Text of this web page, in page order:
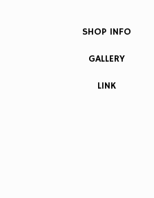
SHOP INFO
GALLERY
LINK